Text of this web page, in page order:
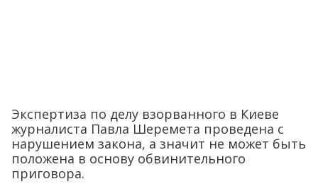
Экспертиза по делу взорванного в Киеве
журналиста Павла Шеремета проведена с
нарушением закона, а значит не может быть
положена в основу обвинительного
приговора.